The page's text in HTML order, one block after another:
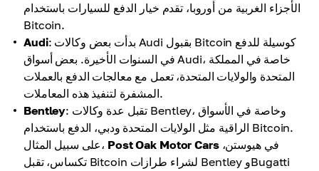
الأجزاء الغربية من أوروبا، تقدم خيار الدفع للسيارات باستخدام
Bitcoin.
Audi: بدأت بعض وكالات Audi بقبول Bitcoin كوسيلة للدفع
في السنوات الأخيرة. بعض أسواق Audi، خاصة في المملكة
المتحدة والولايات المتحدة، تعمل مع معالجات الدفع بالعملات
المشفرة لتنفيذ هذه المعاملات.
Bentley: تقبل عدة وكالات Bentley، وخاصة في الأسواق
الراقية مثل الولايات المتحدة ودبي، الدفع باستخدام Bitcoin.
على سبيل المثال، Post Oak Motor Carsفي هيوستن،
تكساس، تقبل Bitcoin لشراء طرازات Bentley وBugatti